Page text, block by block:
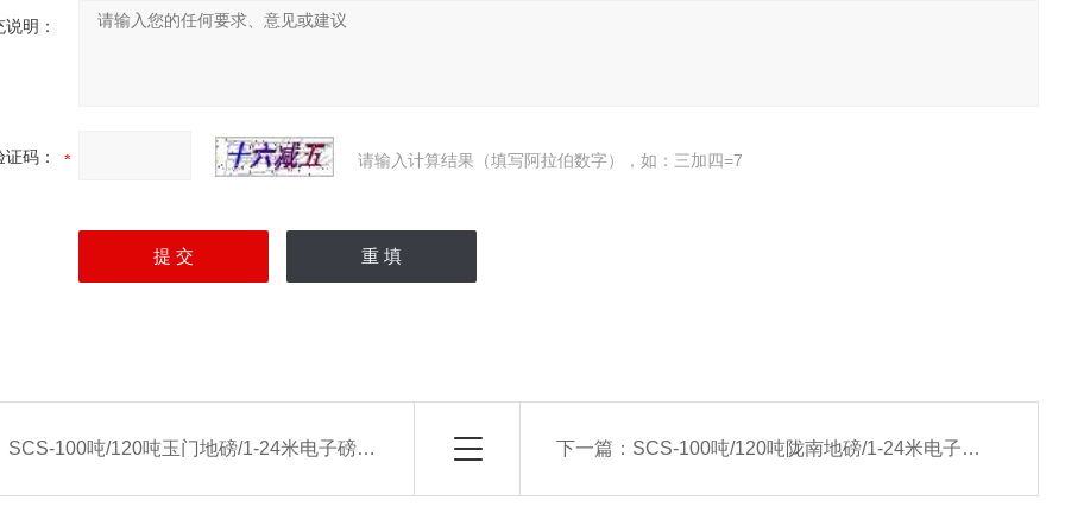
明：
证码： 请输入计算结果（填写阿拉伯数字），如：三加四=7
SCS-100吨/120吨玉门地磅/1-24米电子磅厂家 下一篇： SCS-100吨/120吨陇南地磅/1-24米电子磅厂家